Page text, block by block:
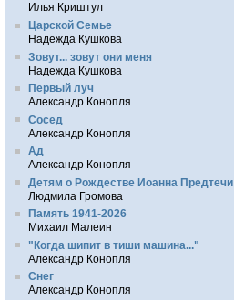
Илья Криштул
Царской Семье
Надежда Кушкова
Зовут... зовут они меня
Надежда Кушкова
Первый луч
Александр Конопля
Сосед
Александр Конопля
Ад
Александр Конопля
Детям о Рождестве Иоанна Предтечи
Людмила Громова
Память 1941-2026
Михаил Малеин
"Когда шипит в тиши машина..."
Александр Конопля
Снег
Александр Конопля